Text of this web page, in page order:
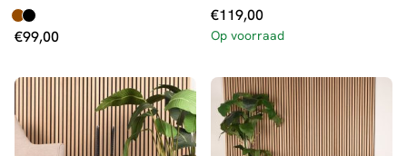
€99,00
€119,00
Op voorraad